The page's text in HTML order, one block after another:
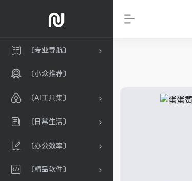
〔专业导航〕
〔小众推荐〕
〔AI工具集〕
〔日常生活〕
〔办公效率〕
〔精品软件〕